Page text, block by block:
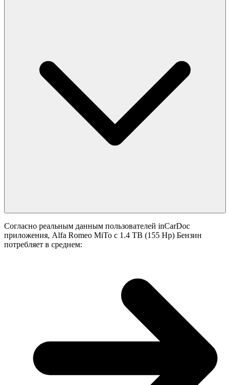
Согласно реальным данным пользователей inCarDoc
приложения, Alfa Romeo MiTo с 1.4 TB (155 Hp) Бензин
потребляет в среднем: